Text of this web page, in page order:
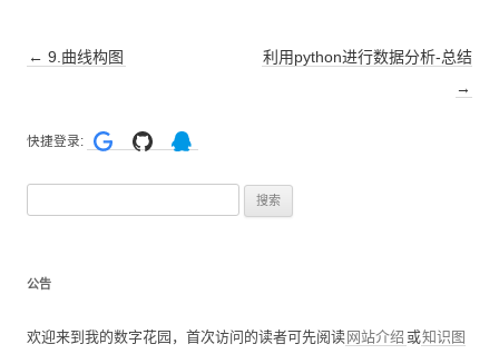
文
航
← 9.曲线构图
利用python进行数据分析-总结
→
快捷登录:
公告
欢迎来到我的数字花园，首次访问的读者可先阅读 网站介绍 或知识图